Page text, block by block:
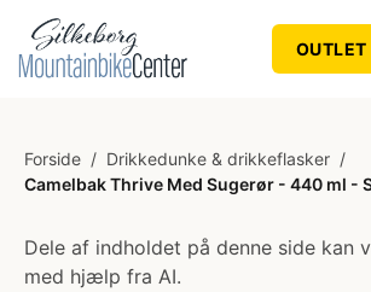
OUTLET
Forside / Drikkedunke & drikkeflasker /
Camelbak Thrive Med Sugerør - 440 ml -
Dele af indholdet på denne side kan
med hjælp fra AI.